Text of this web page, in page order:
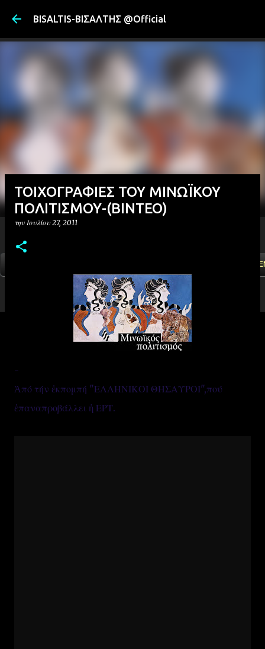
BISALTIS-ΒΙΣΑΛΤΗΣ @Official
ΤΟΙΧΟΓΡΑΦΙΕΣ ΤΟΥ ΜΙΝΩΪΚΟΥ
ΠΟΛΙΤΙΣΜΟΥ-(ΒΙΝΤΕΟ)
την Ιουλίου 27, 2011
-
Ἀπό τήν ἐκπομπή "ΕΛΛΗΝΙΚΟΙ ΘΗΣΑΥΡΟΙ",πού
ἐπαναπροβάλλει ἡ ΕΡΤ.